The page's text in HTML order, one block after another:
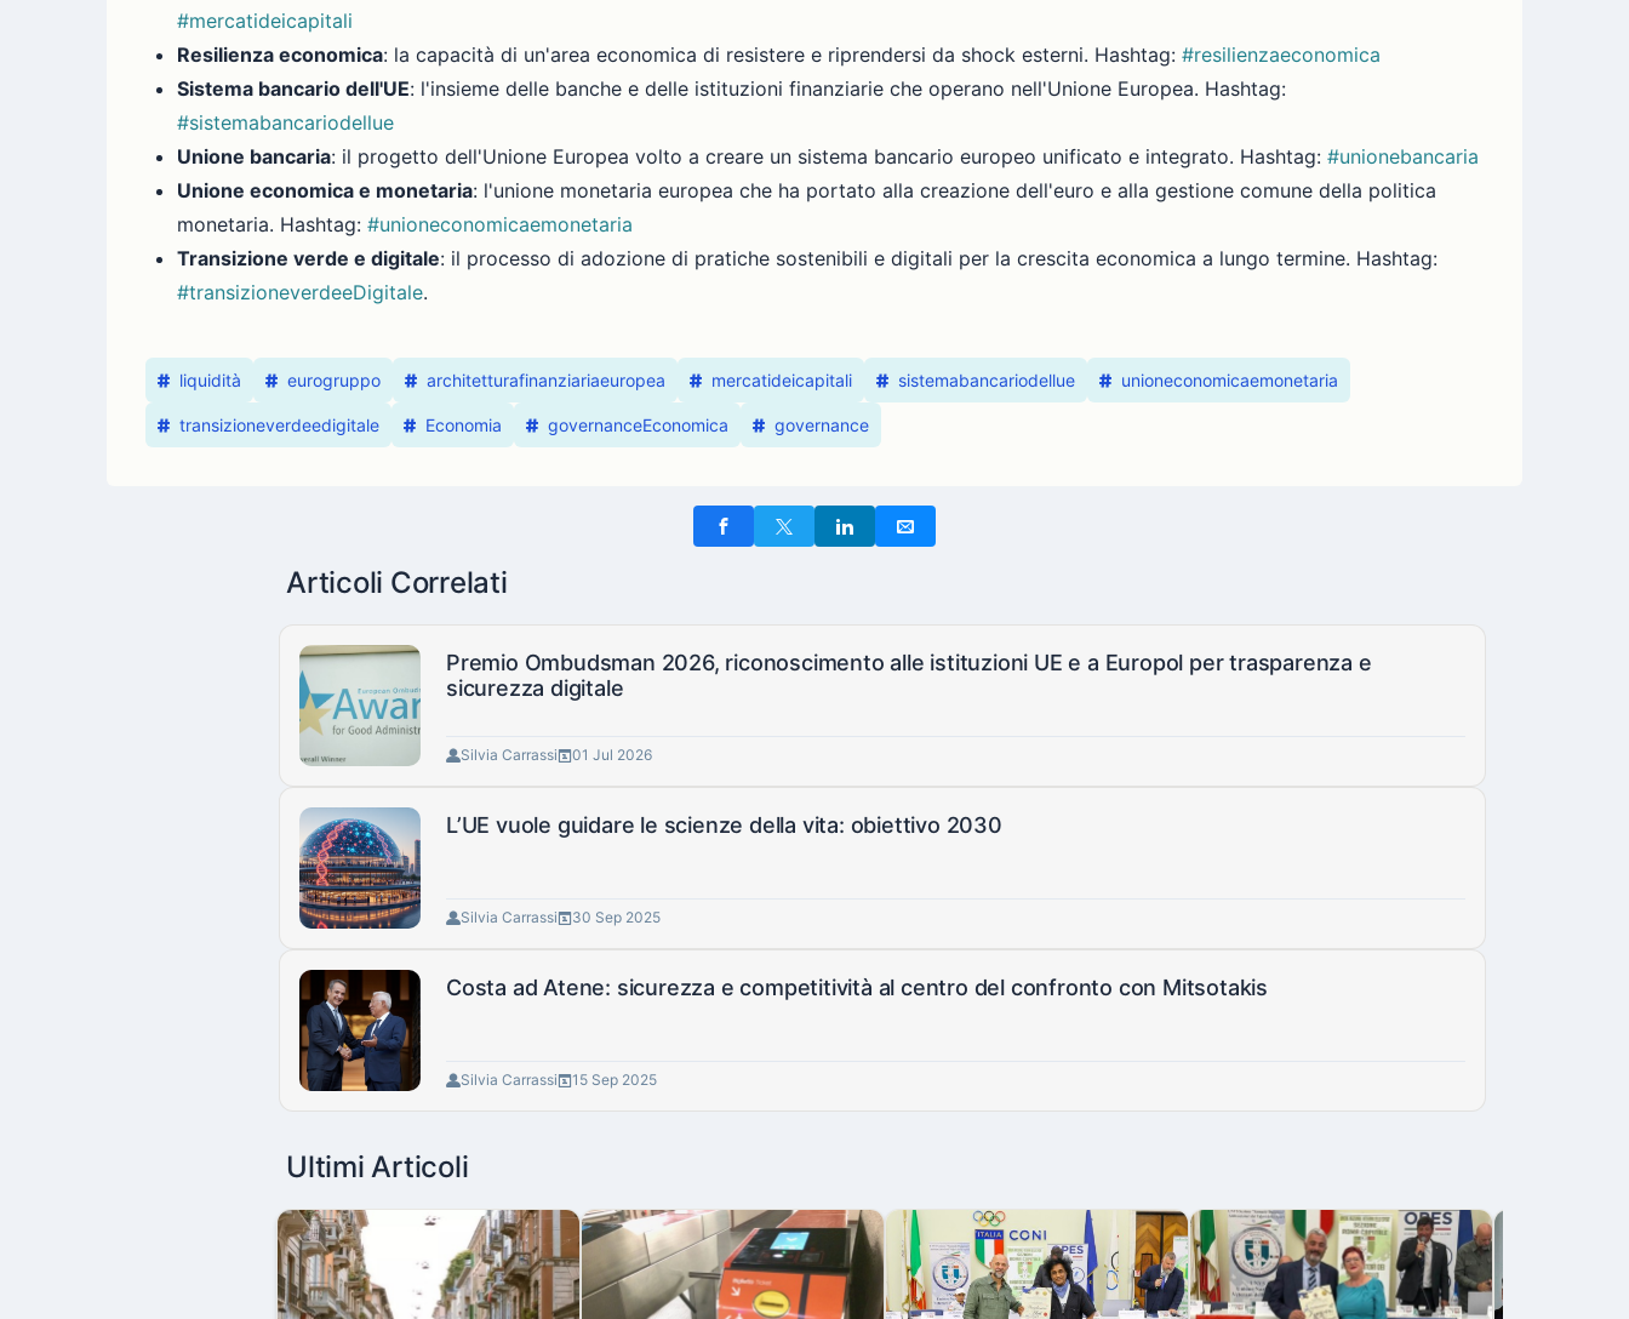
#mercatideicapitali
Resilienza economica: la capacità di un'area economica di resistere e riprendersi da shock esterni. Hashtag: #resilienzaeconomica
Sistema bancario dell'UE: l'insieme delle banche e delle istituzioni finanziarie che operano nell'Unione Europea. Hashtag:
#sistemabancariodellue
Unione bancaria: il progetto dell'Unione Europea volto a creare un sistema bancario europeo unificato e integrato. Hashtag: #unionebancaria
Unione economica e monetaria: l'unione monetaria europea che ha portato alla creazione dell'euro e alla gestione comune della politica
monetaria. Hashtag: #unioneconomicaemonetaria
Transizione verde e digitale: il processo di adozione di pratiche sostenibili e digitali per la crescita economica a lungo termine. Hashtag:
#transizioneverdeeDigitale.
liquidità eurogruppo architetturafinanziariaeuropea mercatideicapitali sistemabancariodellue unioneconomicaemonetaria
transizioneverdeedigitale Economia governanceEconomica governance
Articoli Correlati
Premio Ombudsman 2026, riconoscimento alle istituzioni UE e a Europol per trasparenza e
sicurezza digitale
Silvia Carrassi 01 Jul 2026
L’UE vuole guidare le scienze della vita: obiettivo 2030
Silvia Carrassi 30 Sep 2025
Costa ad Atene: sicurezza e competitività al centro del confronto con Mitsotakis
Silvia Carrassi 15 Sep 2025
Ultimi Articoli